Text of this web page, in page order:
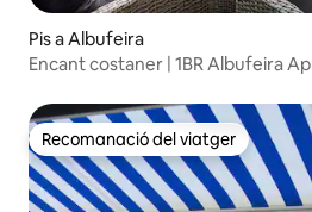
Pis a Albufeira
Encant costaner | 1BR Albufeira Ap
Recomanació del viatger
Recomanació del viatger